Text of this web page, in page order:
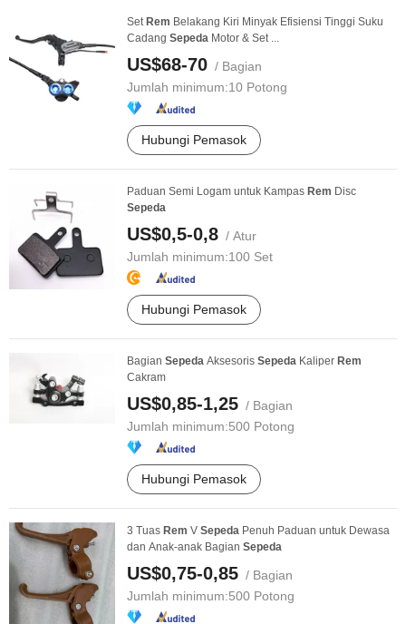
Set Rem Belakang Kiri Minyak Efisiensi Tinggi Suku
Cadang Sepeda Motor & Set ...
US$68-70 / Bagian
Jumlah minimum:10 Potong
Hubungi Pemasok
Paduan Semi Logam untuk Kampas Rem Disc
Sepeda
US$0,5-0,8 / Atur
Jumlah minimum:100 Set
Hubungi Pemasok
Bagian Sepeda Aksesoris Sepeda Kaliper Rem
Cakram
US$0,85-1,25 / Bagian
Jumlah minimum:500 Potong
Hubungi Pemasok
3 Tuas Rem V Sepeda Penuh Paduan untuk Dewasa
dan Anak-anak Bagian Sepeda
US$0,75-0,85 / Bagian
Jumlah minimum:500 Potong